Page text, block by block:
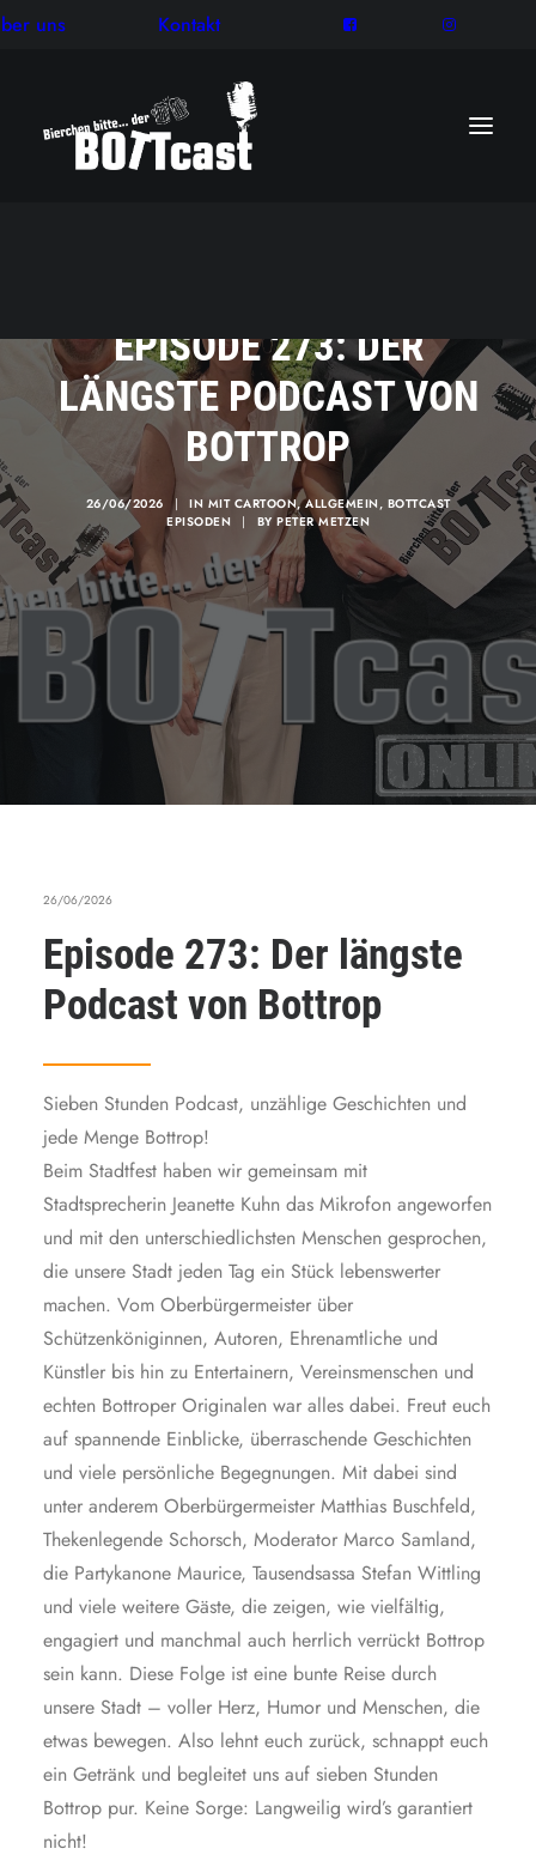
uns Kontakt
EPISODE 273: DER
LÄNGSTE PODCAST VON
BOTTROP
26/06/2026 | IN MIT CARTOON,ALLGEMEIN, BOTTCAST
EPISODEN
| BY PETER METZEN
26/06/2026
Episode 273: Der längste
Podcast von Bottrop
Sieben Stunden Podcast, unzählige Geschichten und
jede Menge Bottrop!
Beim Stadtfest haben wir gemeinsam mit
Stadtsprecherin Jeanette Kuhn das Mikrofon angeworfen
und mit den unterschiedlichsten Menschen gesprochen,
die unsere Stadt jeden Tag ein Stück lebenswerter
machen. Vom Oberbürgermeister über
Schützenköniginnen, Autoren, Ehrenamtliche und
Künstler bis hin zu Entertainern, Vereinsmenschen und
echten Bottroper Originalen war alles dabei. Freut euch
auf spannende Einblicke, überraschende Geschichten
und viele persönliche Begegnungen. Mit dabei sind
unter anderem Oberbürgermeister Matthias Buschfeld,
Thekenlegende Schorsch, Moderator Marco Samland,
die Partykanone Maurice, Tausendsassa Stefan Wittling
und viele weitere Gäste, die zeigen, wie vielfältig,
engagiert und manchmal auch herrlich verrückt Bottrop
sein kann. Diese Folge ist eine bunte Reise durch
unsere Stadt – voller Herz, Humor und Menschen, die
etwas bewegen. Also lehnt euch zurück, schnappt euch
ein Getränk und begleitet uns auf sieben Stunden
Bottrop pur. Keine Sorge: Langweilig wird’s garantiert
nicht!